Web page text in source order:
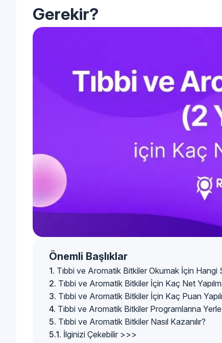
Gerekir?
Önemli Başlıklar
Tıbbi ve Aromatik Bitkiler Okumak İçin Hangi
Tıbbi ve Aromatik Bitkiler İçin Kaç Net
Tıbbi ve Aromatik Bitkiler İçin Kaç Puan
Tıbbi ve Aromatik Bitkiler Programlarına
Tıbbi ve Aromatik Bitkiler Nasıl Kazanılır?
İlginizi Çekebilir >>>